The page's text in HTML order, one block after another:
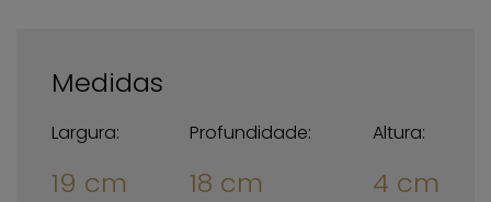
Medidas
Largura:
19 cm
Profundidade:
18 cm
Altura:
4 cm